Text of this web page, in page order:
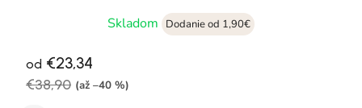
Skladom
Dodanie od 1,90€
od €23,34
€38,90 (až –40 %)